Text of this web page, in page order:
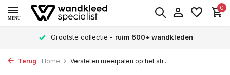
MENU
0
Grootste collectie - ruim 600+ wandkleden
Terug Home Versleten meerpalen op het str...